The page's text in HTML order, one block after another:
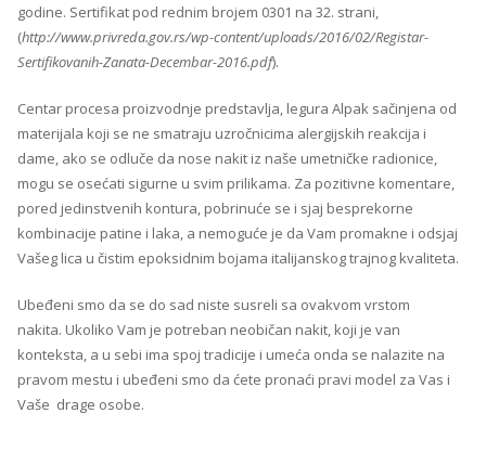
godine. Sertifikat pod rednim brojem 0301 na 32. strani,
(http://www.privreda.gov.rs/wp-content/uploads/2016/02/Registar-
Sertifikovanih-Zanata-Decembar-2016.pdf).
Centar procesa proizvodnje predstavlja, legura Alpak sačinjena od
materijala koji se ne smatraju uzročnicima alergijskih reakcija i
dame, ako se odluče da nose nakit iz naše umetničke radionice,
mogu se osećati sigurne u svim prilikama. Za pozitivne komentare,
pored jedinstvenih kontura, pobrinuće se i sjaj besprekorne
kombinacije patine i laka, a nemoguće je da Vam promakne i odsjaj
Vašeg lica u čistim epoksidnim bojama italijanskog trajnog kvaliteta.
Ubeđeni smo da se do sad niste susreli sa ovakvom vrstom
nakita. Ukoliko Vam je potreban neobičan nakit, koji je van
konteksta, a u sebi ima spoj tradicije i umeća onda se nalazite na
pravom mestu i ubeđeni smo da ćete pronaći pravi model za Vas i
Vaše drage osobe.